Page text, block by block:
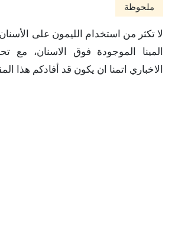
ملحوظة
لا تكثر من استخدام الليمون على
المينا الموجودة فوق الاسنان، مع
الاخباري اتمنا ان يكون قد أفادكم هذا